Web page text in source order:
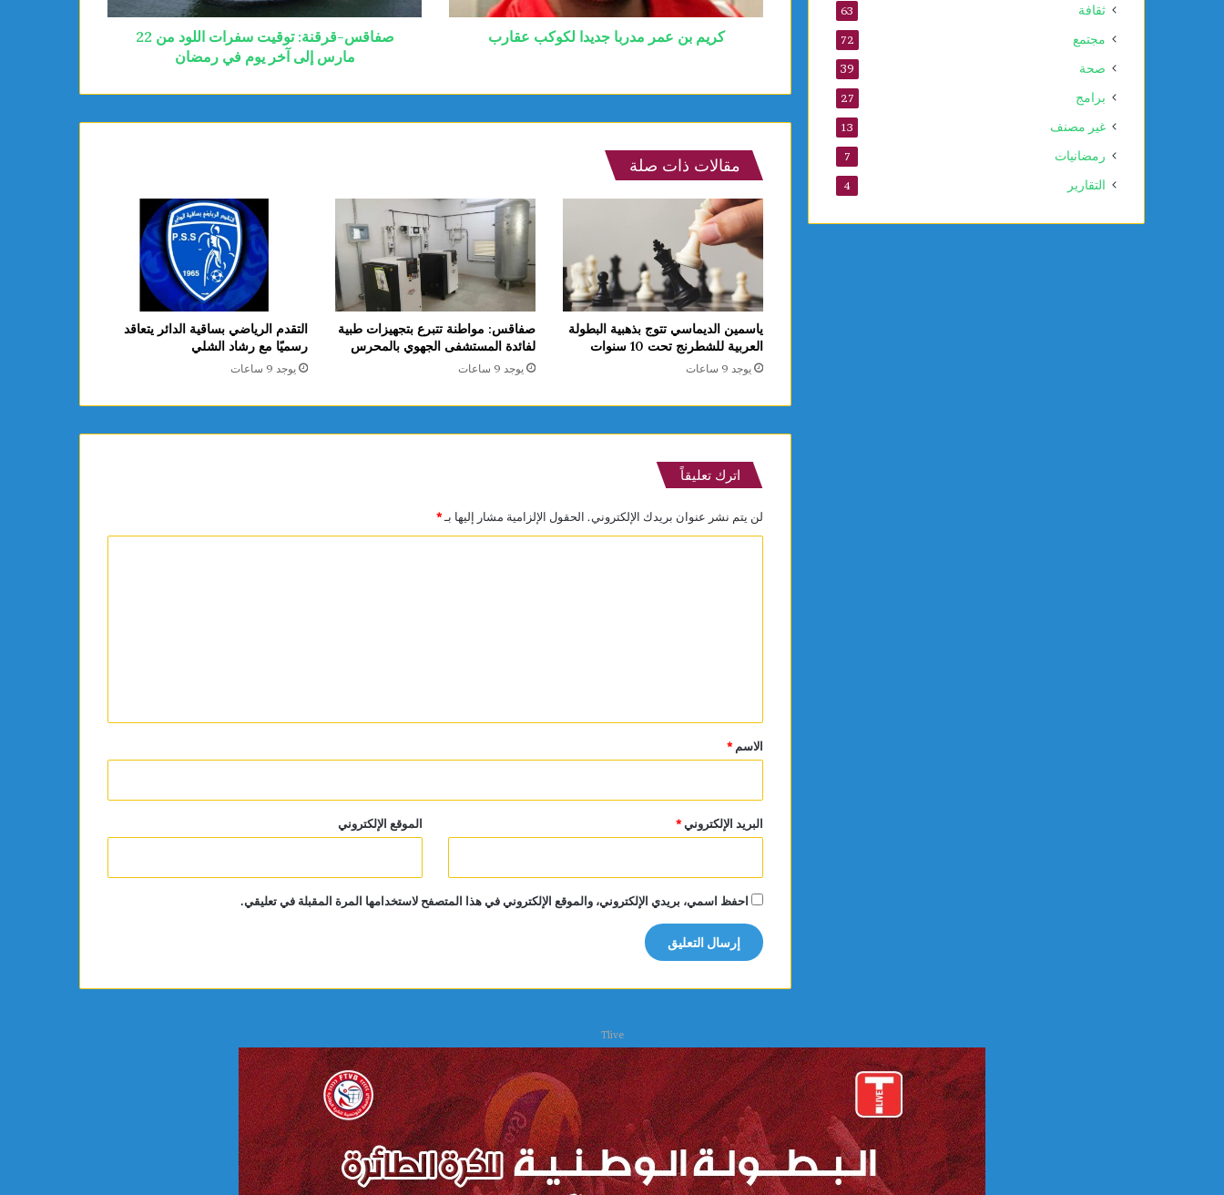
كريم بن عمر مدربا جديدا لكوكب عقارب
صفاقس-قرقنة: توقيت سفرات اللود من 22
مارس إلى آخر يوم في رمضان
مقالات ذات صلة
ياسمين الديماسي تتوج بذهبية البطولة
العربية للشطرنج تحت 10 سنوات
يوجد 9 ساعات
صفاقس: مواطنة تتبرع بتجهيزات طبية
لفائدة المستشفى الجهوي بالمحرس
يوجد 9 ساعات
التقدم الرياضي بساقية الدائر يتعاقد
رسميًا مع رشاد الشلي
يوجد 9 ساعات
اترك تعليقاً
لن يتم نشر عنوان بريدك الإلكتروني. الحقول الإلزامية مشار إليها بـ*
*
الاسم *
البريد الإلكتروني* الموقع الإلكتروني
احفظ اسمي، بريدي الإلكتروني، والموقع الإلكتروني في هذا المتصفح لاستخدامها المرة المقبلة في تعليقي.
ثقافة 63
مجتمع 72
صحة 39
برامج 27
غير مصنف 13
رمضانيات 7
التقارير 4
Tlive